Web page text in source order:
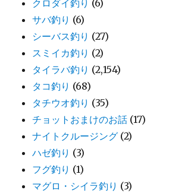
クロダイ釣り (6)
サバ釣り (6)
シーバス釣り (27)
スミイカ釣り (2)
タイラバ釣り (2,154)
タコ釣り (68)
タチウオ釣り (35)
チョットおまけのお話 (17)
ナイトクルージング (2)
ハゼ釣り (3)
フグ釣り (1)
マグロ・シイラ釣り (3)